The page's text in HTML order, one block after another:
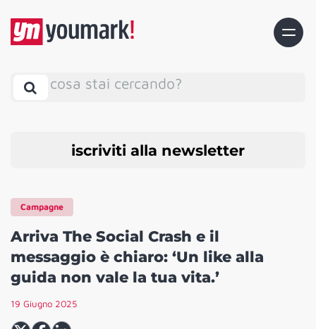
cosa stai cercando?
iscriviti alla newsletter
Campagne
Arriva The Social Crash e il
messaggio è chiaro: ‘Un like alla
guida non vale la tua vita.’
19 Giugno 2025